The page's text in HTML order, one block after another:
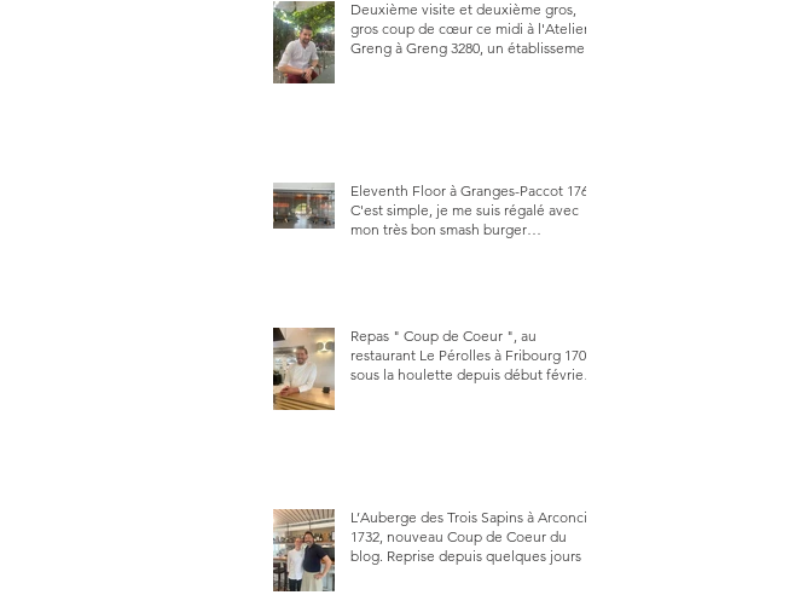
Deuxième visite et deuxième gros,
gros coup de cœur ce midi à l'Atelier
Greng à Greng 3280, un établissement
Eleventh Floor à Granges-Paccot 1763.
C'est simple, je me suis régalé avec
mon très bon smash burger
Repas " Coup de Coeur ", au
restaurant Le Pérolles à Fribourg 1700,
sous la houlette depuis début février
L’Auberge des Trois Sapins à Arconciel
1732, nouveau Coup de Coeur du
blog. Reprise depuis quelques jours (le